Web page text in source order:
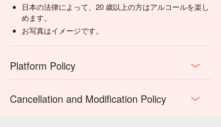
日本の法律によって、20 歳以上の方はアルコールを楽し
めます。
お写真はイメージです。
Platform Policy
Cancellation and Modification Policy